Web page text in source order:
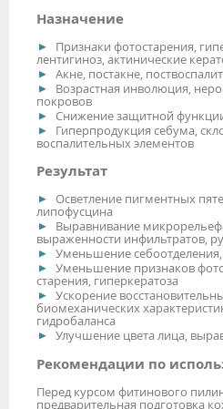
Назначение
Признаки фотостарения,
лентигиноз, актинические
Акне, постакне,
Возрастная инволюция,
покровов
Снижение защитной
Гиперпродукция себума,
воспалительных элементов
Результат
Осветление пигментных
липофусцина
Выравнивание
выраженности инфильтратов,
Уменьшение
Уменьшение признаков
старения, гиперкератоза
Ускорение
биомеханических
гидробаланса
Улучшение цвета лица,
Рекомендации по
Перед курсом фитинового
предварительная подготовка